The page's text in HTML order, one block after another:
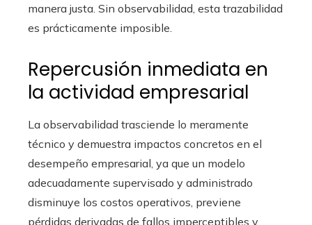
manera justa. Sin observabilidad, esta trazabilidad
es prácticamente imposible.
Repercusión inmediata en
la actividad empresarial
La observabilidad trasciende lo meramente
técnico y demuestra impactos concretos en el
desempeño empresarial, ya que un modelo
adecuadamente supervisado y administrado
disminuye los costos operativos, previene
pérdidas derivadas de fallos imperceptibles y